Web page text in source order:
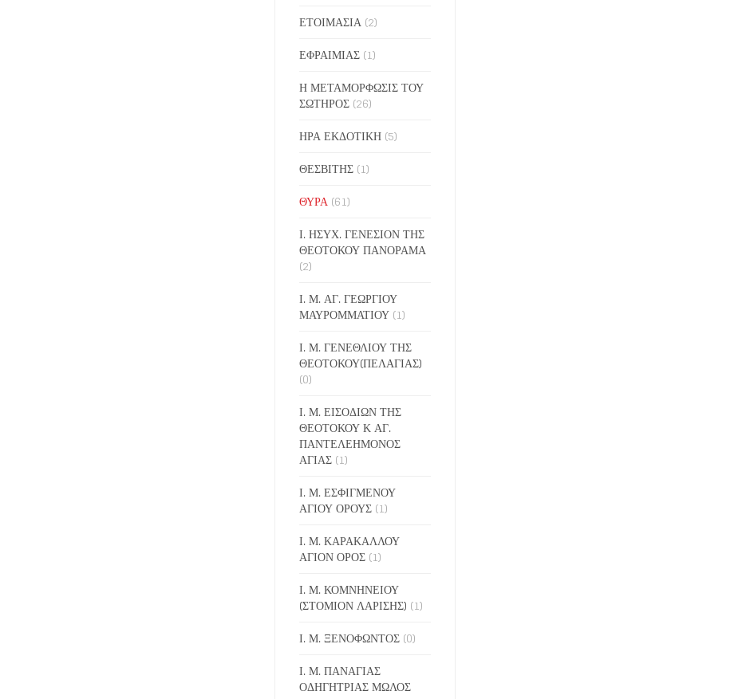
ΕΤΟΙΜΑΣΙΑ (2)
ΕΦΡΑΙΜΙΑΣ (1)
Η ΜΕΤΑΜΟΡΦΩΣΙΣ ΤΟΥ
ΣΩΤΗΡΟΣ (26)
ΗΡΑ ΕΚΔΟΤΙΚΗ (5)
ΘΕΣΒΙΤΗΣ (1)
ΘΥΡΑ (61)
Ι. ΗΣΥΧ. ΓΕΝΕΣΙΟΝ ΤΗΣ
ΘΕΟΤΟΚΟΥ ΠΑΝΟΡΑΜΑ
(2)
Ι. Μ. ΑΓ. ΓΕΩΡΓΙΟΥ
ΜΑΥΡΟΜΜΑΤΙΟΥ (1)
Ι. Μ. ΓΕΝΕΘΛΙΟΥ ΤΗΣ
ΘΕΟΤΟΚΟΥ(ΠΕΛΑΓΙΑΣ)
(0)
Ι. Μ. ΕΙΣΟΔΙΩΝ ΤΗΣ
ΘΕΟΤΟΚΟΥ Κ ΑΓ.
ΠΑΝΤΕΛΕΗΜΟΝΟΣ
ΑΓΙΑΣ (1)
Ι. Μ. ΕΣΦΙΓΜΕΝΟΥ
ΑΓΙΟΥ ΟΡΟΥΣ (1)
Ι. Μ. ΚΑΡΑΚΑΛΛΟΥ
ΑΓΙΟΝ ΟΡΟΣ (1)
Ι. Μ. ΚΟΜΝΗΝΕΙΟΥ
(ΣΤΟΜΙΟΝ ΛΑΡΙΣΗΣ) (1)
Ι. Μ. ΞΕΝΟΦΩΝΤΟΣ (0)
Ι. Μ. ΠΑΝΑΓΙΑΣ
ΟΔΗΓΗΤΡΙΑΣ ΜΩΛΟΣ